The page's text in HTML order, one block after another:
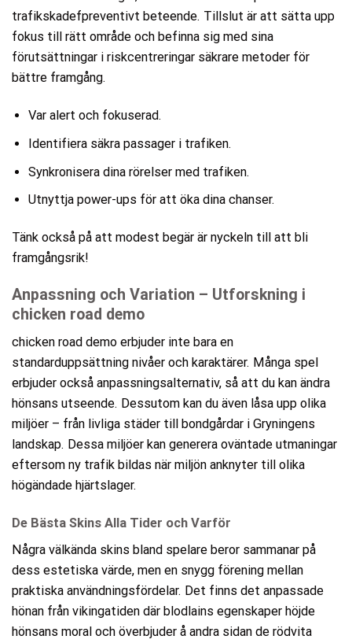
trafikskadefpreventivt beteende. Tillslut är att sätta upp
fokus till rätt område och befinna sig med sina
förutsättningar i riskcentreringar säkrare metoder för
bättre framgång.
Var alert och fokuserad.
Identifiera säkra passager i trafiken.
Synkronisera dina rörelser med trafiken.
Utnyttja power-ups för att öka dina chanser.
Tänk också på att modest begär är nyckeln till att bli
framgångsrik!
Anpassning och Variation – Utforskning i
chicken road demo
chicken road demo erbjuder inte bara en
standarduppsättning nivåer och karaktärer. Många spel
erbjuder också anpassningsalternativ, så att du kan ändra
hönsans utseende. Dessutom kan du även låsa upp olika
miljöer – från livliga städer till bondgårdar i Gryningens
landskap. Dessa miljöer kan generera oväntade utmaningar
eftersom ny trafik bildas när miljön anknyter till olika
högändade hjärtslager.
De Bästa Skins Alla Tider och Varför
Några välkända skins bland spelare beror sammanar på
dess estetiska värde, men en snygg förening mellan
praktiska användningsfördelar. Det finns det anpassade
hönan från vikingatiden där blodlains egenskaper höjde
hönsans moral och överbjuder å andra sidan de rödvita